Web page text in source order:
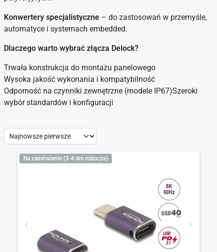
Konwertery specjalistyczne – do zastosowań w przemyśle,
automatyce i systemach embedded.
Dlaczego warto wybrać złącza Delock?
Trwała konstrukcja do montażu panelowego
Wysoka jakość wykonania i kompatybilność
Odporność na czynniki zewnętrzne (modele IP67)Szeroki
wybór standardów i konfiguracji
Sort
Na zamówienie (3-4 dni robocze)